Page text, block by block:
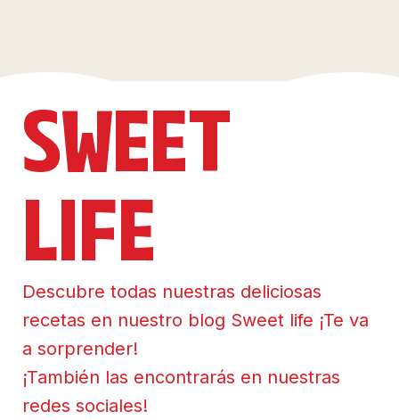
SWEET
LIFE
Descubre todas nuestras deliciosas
recetas en nuestro blog Sweet life ¡Te va
a sorprender!
¡También las encontrarás en nuestras
redes sociales!